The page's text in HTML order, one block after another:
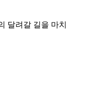
달려갈 길을 마치